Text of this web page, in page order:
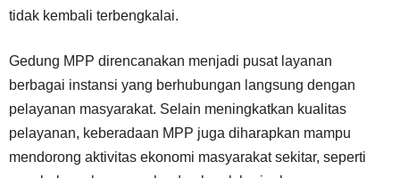
tidak kembali terbengkalai.
Gedung MPP direncanakan menjadi pusat layanan
berbagai instansi yang berhubungan langsung dengan
pelayanan masyarakat. Selain meningkatkan kualitas
pelayanan, keberadaan MPP juga diharapkan mampu
mendorong aktivitas ekonomi masyarakat sekitar, seperti